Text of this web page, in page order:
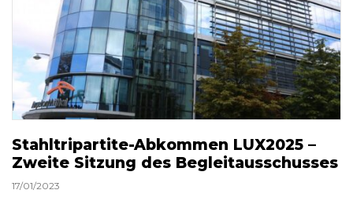
Stahltripartite-Abkommen LUX2025 –
Zweite Sitzung des Begleitausschusses
17/01/2023